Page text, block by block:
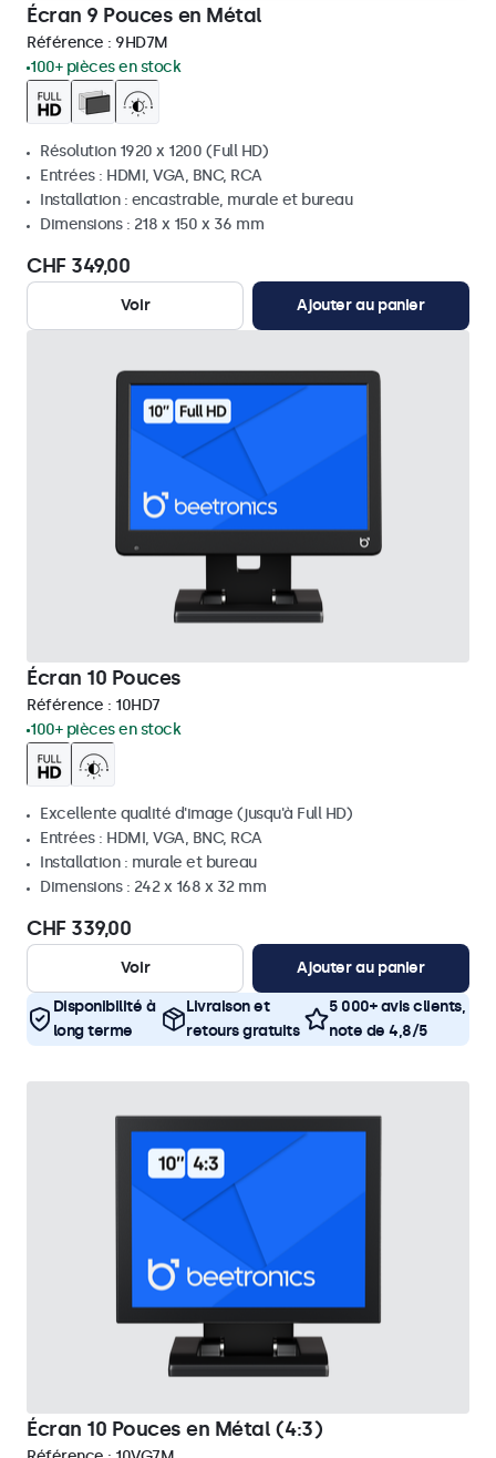
Écran 9 Pouces en Métal
Référence : 9HD7M
100+ pièces en stock
Résolution 1920 x 1200 (Full HD)
Entrées : HDMI, VGA, BNC, RCA
Installation : encastrable, murale et bureau
Dimensions : 218 x 150 x 36 mm
CHF 349,00
Voir Ajouter au panier
Écran 10 Pouces
Référence : 10HD7
100+ pièces en stock
Excellente qualité d'image (jusqu'à Full HD)
Entrées : HDMI, VGA, BNC, RCA
Installation : murale et bureau
Dimensions : 242 x 168 x 32 mm
CHF 339,00
Voir Ajouter au panier
Disponibilité à
long terme
Livraison et
retours gratuits
5 000+ avis clients,
note de 4,8/5
Écran 10 Pouces en Métal (4:3)